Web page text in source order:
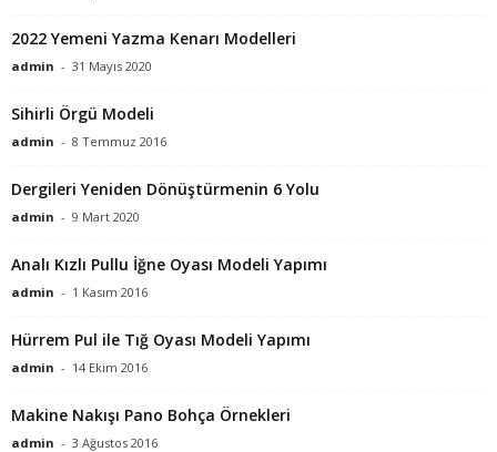
2022 Yemeni Yazma Kenarı Modelleri
admin - 31 Mayıs 2020
Sihirli Örgü Modeli
admin - 8 Temmuz 2016
Dergileri Yeniden Dönüştürmenin 6 Yolu
admin - 9 Mart 2020
Analı Kızlı Pullu İğne Oyası Modeli Yapımı
admin - 1 Kasım 2016
Hürrem Pul ile Tığ Oyası Modeli Yapımı
admin - 14 Ekim 2016
Makine Nakışı Pano Bohça Örnekleri
admin - 3 Ağustos 2016